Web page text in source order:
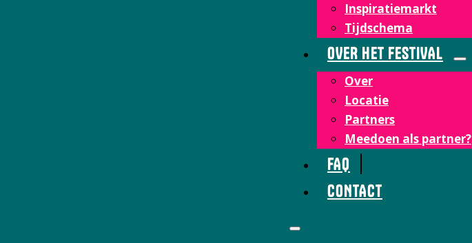
Inspiratiemarkt
Tijdschema
OVER HET FESTIVAL
Over
Locatie
Partners
Meedoen als partner?
FAQ
CONTACT